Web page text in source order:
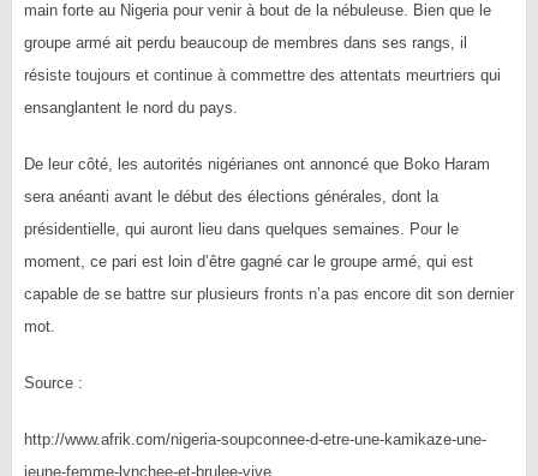
main forte au Nigeria pour venir à bout de la nébuleuse. Bien que le
groupe armé ait perdu beaucoup de membres dans ses rangs, il
résiste toujours et continue à commettre des attentats meurtriers qui
ensanglantent le nord du pays.
De leur côté, les autorités nigérianes ont annoncé que Boko Haram
sera anéanti avant le début des élections générales, dont la
présidentielle, qui auront lieu dans quelques semaines. Pour le
moment, ce pari est loin d’être gagné car le groupe armé, qui est
capable de se battre sur plusieurs fronts n’a pas encore dit son dernier
mot.
Source :
http://www.afrik.com/nigeria-soupconnee-d-etre-une-kamikaze-une-
jeune-femme-lynchee-et-brulee-vive